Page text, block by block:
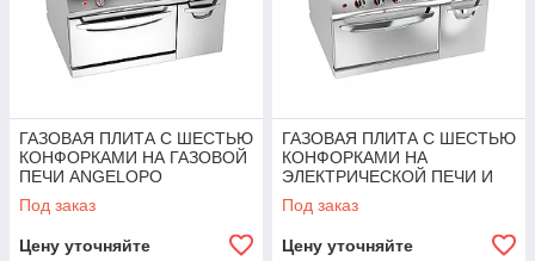
ГАЗОВАЯ ПЛИТА С ШЕСТЬЮ
КОНФОРКАМИ НА ГАЗОВОЙ
ПЕЧИ ANGELOPO
Под заказ
Цену уточняйте
ГАЗОВАЯ ПЛИТА С ШЕСТЬЮ
КОНФОРКАМИ НА
ЭЛЕКТРИЧЕСКОЙ ПЕЧИ И
НЕЙТРАЛЬНОМ ЭЛЕМЕНТЕ
ANGELOPO
Под заказ
Цену уточняйте